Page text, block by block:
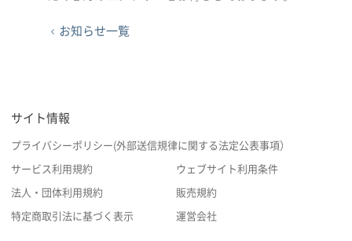
お知らせ一覧
サイト情報
プライバシーポリシー(外部送信規律に関する法定公表事項）
サービス利用規約 ウェブサイト利用条件
法人・団体利用規約 販売規約
特定商取引法に基づく表示 運営会社